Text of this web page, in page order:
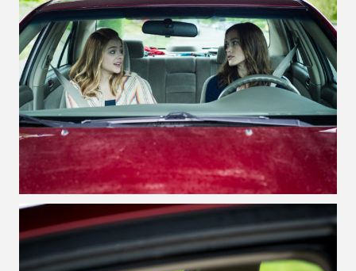
VOIR LA PHOTO EN GRAND FORMAT